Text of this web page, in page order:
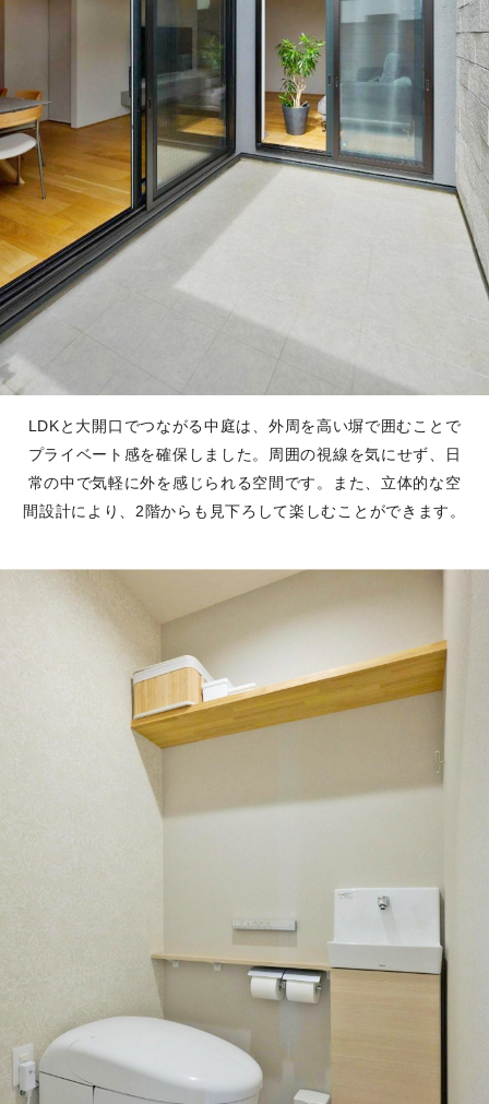
LDKと大開口でつながる中庭は、外周を高い塀で囲むことで
プライベート感を確保しました。周囲の視線を気にせず、日
常の中で気軽に外を感じられる空間です。また、立体的な空
間設計により、2階からも見下ろして楽しむことができます。